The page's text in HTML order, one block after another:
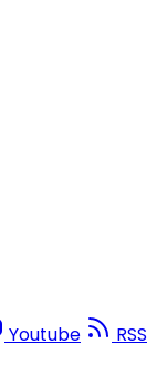
Youtube
RSS